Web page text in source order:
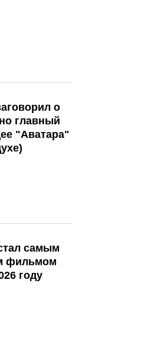
о
главный
"Аватара"
самым
фильмом
году